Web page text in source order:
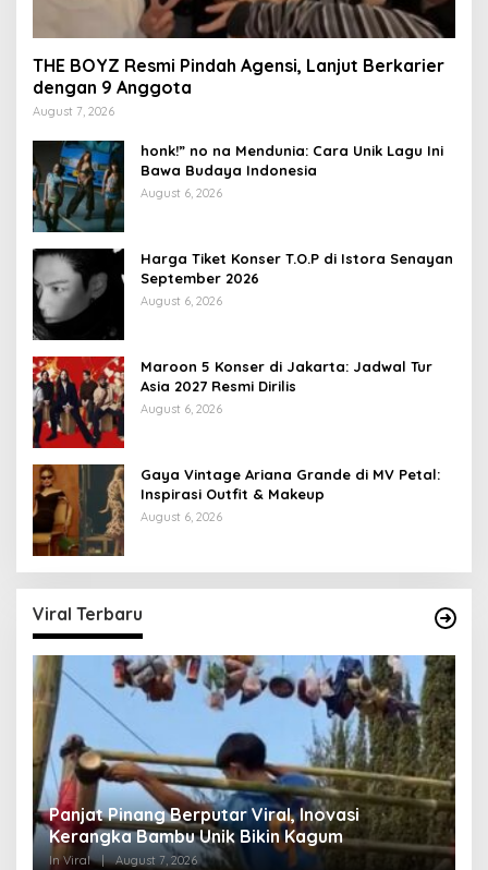
THE BOYZ Resmi Pindah Agensi, Lanjut Berkarier
dengan 9 Anggota
August 7, 2026
honk!” no na Mendunia: Cara Unik Lagu Ini
Bawa Budaya Indonesia
August 6, 2026
Harga Tiket Konser T.O.P di Istora Senayan
September 2026
August 6, 2026
Maroon 5 Konser di Jakarta: Jadwal Tur
Asia 2027 Resmi Dirilis
August 6, 2026
Gaya Vintage Ariana Grande di MV Petal:
Inspirasi Outfit & Makeup
August 6, 2026
Viral Terbaru
Panjat Pinang Berputar Viral, Inovasi
Kerangka Bambu Unik Bikin Kagum
In Viral | August 7, 2026